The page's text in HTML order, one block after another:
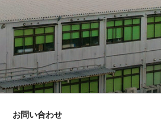
、アウトソーシング専門の飾東電機
お問い合わせ